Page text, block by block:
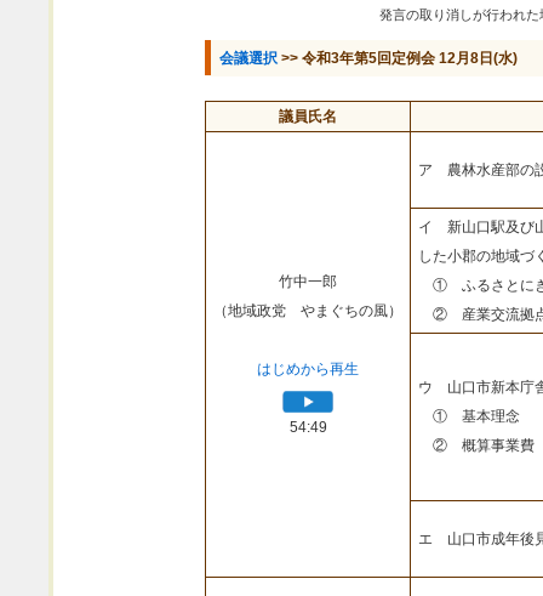
発言の取り消しが行われ
会議選択 >> 令和3年第5回定例会 12月8日(水)
議員氏名
竹中一郎
（地域政党 やまぐちの風）
はじめから再生
54:49
ア 農林水産部の
イ 新山口駅及び
した小郡の地域づ
① ふるさとにぎ
② 産業交流拠点
ウ 山口市新本庁
① 基本理念
② 概算事業費
エ 山口市成年後